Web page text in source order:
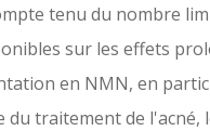
tenu du nombre
sur les effets
en NMN, en
du traitement de l'acné,